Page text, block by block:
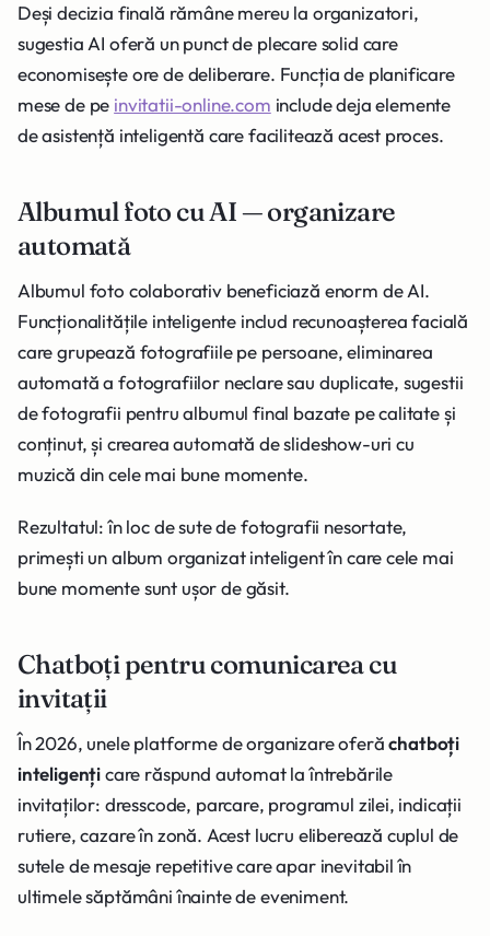
Deși decizia finală rămâne mereu la organizatori,
sugestia AI oferă un punct de plecare solid care
economisește ore de deliberare. Funcția de planificare
mese de pe invitatii-online.com include deja elemente
de asistență inteligentă care facilitează acest proces.
Albumul foto cu AI — organizare
automată
Albumul foto colaborativ beneficiază enorm de AI.
Funcționalitățile inteligente includ recunoașterea facială
care grupează fotografiile pe persoane, eliminarea
automată a fotografiilor neclare sau duplicate, sugestii
de fotografii pentru albumul final bazate pe calitate și
conținut, și crearea automată de slideshow-uri cu
muzică din cele mai bune momente.
Rezultatul: în loc de sute de fotografii nesortate,
primești un album organizat inteligent în care cele mai
bune momente sunt ușor de găsit.
Chatboți pentru comunicarea cu
invitații
În 2026, unele platforme de organizare oferăchatboți
inteligențicare răspund automat la întrebările
invitaților: dresscode, parcare, programul zilei, indicații
rutiere, cazare în zonă. Acest lucru eliberează cuplul de
sutele de mesaje repetitive care apar inevitabil în
ultimele săptămâni înainte de eveniment.